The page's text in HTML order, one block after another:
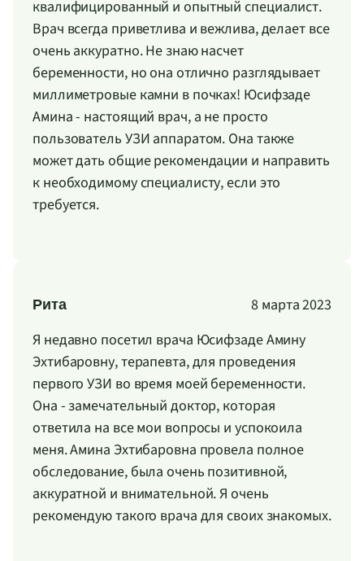
квалифицированный и опытный специалист.
Врач всегда приветлива и вежлива, делает все
очень аккуратно. Не знаю насчет
беременности, но она отлично разглядывает
миллиметровые камни в почках! Юсифзаде
Амина - настоящий врач, а не просто
пользователь УЗИ аппаратом. Она также
может дать общие рекомендации и направить
к необходимому специалисту, если это
требуется.
Рита
8 марта 2023
Я недавно посетил врача Юсифзаде Амину
Эхтибаровну, терапевта, для проведения
первого УЗИ во время моей беременности.
Она - замечательный доктор, которая
ответила на все мои вопросы и успокоила
меня. Амина Эхтибаровна провела полное
обследование, была очень позитивной,
аккуратной и внимательной. Я очень
рекомендую такого врача для своих знакомых.